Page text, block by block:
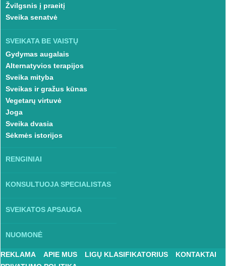
Žvilgsnis į praeitį
Sveika senatvė
SVEIKATA BE VAISTŲ
Gydymas augalais
Alternatyvios terapijos
Sveika mityba
Sveikas ir gražus kūnas
Vegetarų virtuvė
Joga
Sveika dvasia
Sėkmės istorijos
RENGINIAI
KONSULTUOJA SPECIALISTAS
SVEIKATOS APSAUGA
NUOMONĖ
REKLAMA APIE MUS LIGŲ KLASIFIKATORIUS
KONTAKTAI